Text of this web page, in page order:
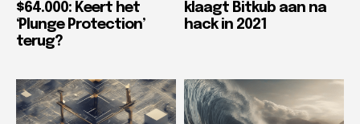
$64.000: Keert het
‘Plunge Protection’
terug?
klaagt Bitkub aan na
hack in 2021